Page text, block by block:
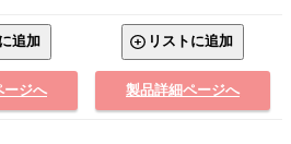
追加
ージへ
リストに追加
製品詳細ページへ